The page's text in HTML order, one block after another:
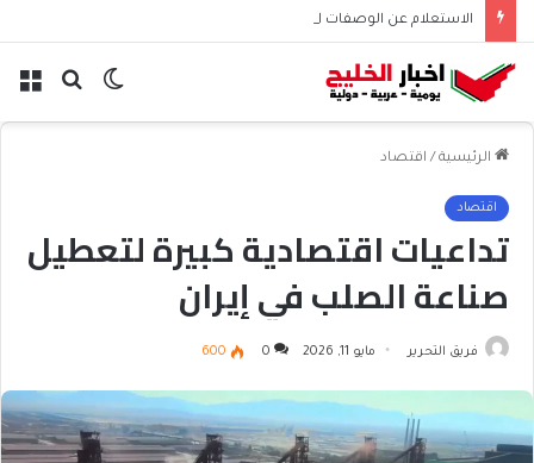
الاستعلام عن الوصفات الطبية عبر صحتي | طريقة عرض الوصفات
بحث الوضع
الرئيسية / اقتصاد
اقتصاد
تداعيات اقتصادية كبيرة لتعطيل
صناعة الصلب في إيران
فريق التحرير مايو 11, 2026 0
600